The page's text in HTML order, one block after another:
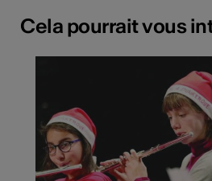
Cela pourrait vous